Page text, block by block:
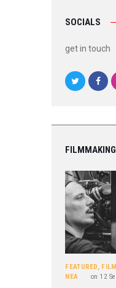
SOCIALS
get in touch
FILMMAKING
FEATURED,
ΝΕΑ
on 12